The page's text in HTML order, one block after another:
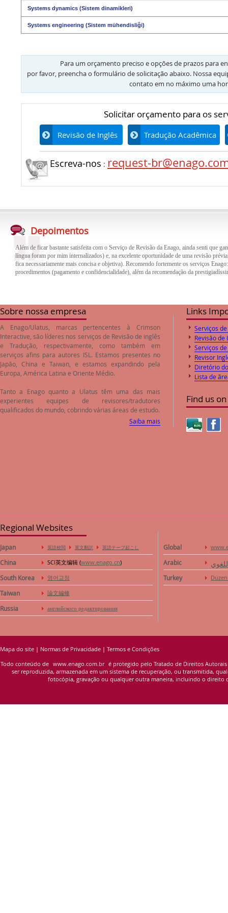
Systems dynamics (Sistem dinamikleri)
Systems engineering (Sistem mühendisliği)
Para um orçamento preciso e opções de prazos para
por favor, preencha o formulário de solicitação abaixo. Nossa
contato em no máximo uma
Solicitar orçamento para os
Revisão de Inglês Tradução Acadêmica
Escreva-nos : request-
Depoimentos
Além de ficar bastante satisfeita com o Serviço de Revisão da Enago, ainda senti que
língua foram por mim internalizados) e, na excelente oportunidade de uma revisão
fica necessariamente mais concisa e objetiva). Recomendo fortemente os serviços
procedimentos (pagamento e confidencialidade), além da recomendação da
preços de revisão e correção são compatíveis com o valores de mercado.
Sobre nossa empresa
A Enago/Ulatus, marcas pertencentes à Crimson
Interactive, são líderes nos serviços de Revisão de inglês
e Tradução, respectivamente, como também em
serviços afins para autores ISL. Estamos presentes no
Japão, China e Taiwan, e estamos expandindo pela
Europa, América Latina e Oriente Médio.
Tanto a Enago quanto a Ulatus têm uma das mais
experientes equipes de revisores/tradutores
qualificados do mundo, cobrindo várias áreas de estudo.
Saiba mais
Links
Serviços
Revisão de
Serviços
Revisor
Diretório
Lista de
Find us on
Regional Websites
Japan 英語校閲 英文翻訳 英語テープ起こし
China SCI英文编辑 (www.enago.cn)
South Korea 영어교정
Taiwan 論文編修
Russia английского редактирования
Global
Arabic
Turkey
Mapa do site | Normas de Privacidade | Termos e Condições
Todo conteúdo de www.enago.com.br é protegido pelo Tratado de Direitos
ser reproduzida, armazenada em um sistema de recuperação, ou transmitida,
fotocópia, gravação ou qualquer outra maneira, incluindo o direito